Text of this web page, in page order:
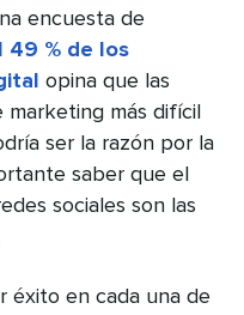
encuesta de
49 % de los
opina que las
más difícil
ser la razón por la
saber que el
sociales son las
éxito en cada una de